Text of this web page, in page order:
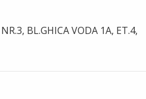
BL.GHICA VODA 1A, ET.4,